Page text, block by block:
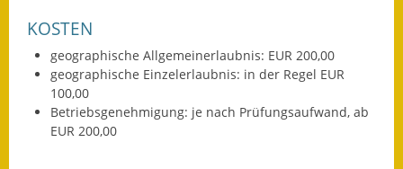
Mietspiegel
Gebäuden
KOSTEN
geographische Allgemeinerlaubnis: EUR 200,00
geographische Einzelerlaubnis: in der Regel EUR
100,00
Betriebsgenehmigung: je nach Prüfungsaufwand, ab
EUR 200,00